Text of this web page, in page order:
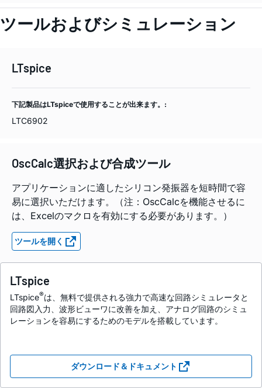
ツールおよびシミュレーション
LTspice
下記製品はLTspiceで使用することが出来ます。:
LTC6902
OscCalc選択および合成ツール
アプリケーションに適したシリコン発振器を短時間で容
易に選択いただけます。（注：OscCalcを機能させるに
は、Excelのマクロを有効にする必要があります。）
ツールを開く
LTspice
LTspice®は、無料で提供される強力で高速な回路シミュレータと
回路図入力、波形ビューワに改善を加え、アナログ回路のシミュ
レーションを容易にするためのモデルを搭載しています。
ダウンロード＆ドキュメント